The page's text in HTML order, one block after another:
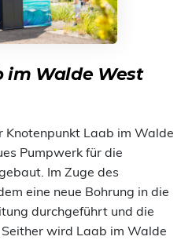
im Walde West
Knotenpunkt Laab im Walde
Pumpwerk für die
Im Zuge des
eine neue Bohrung in die
durchgeführt und die
wird Laab im Walde